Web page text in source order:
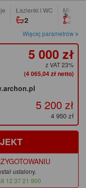
łazienki i WC
2
Min.
Więcej parametrów
5 000 zł
z VAT 23%
(4 065,04 zł netto)
5 200 zł
4 950 zł
ustalony.
12 37 21 900